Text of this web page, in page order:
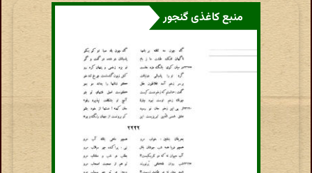
منبع کاغذی گنجور